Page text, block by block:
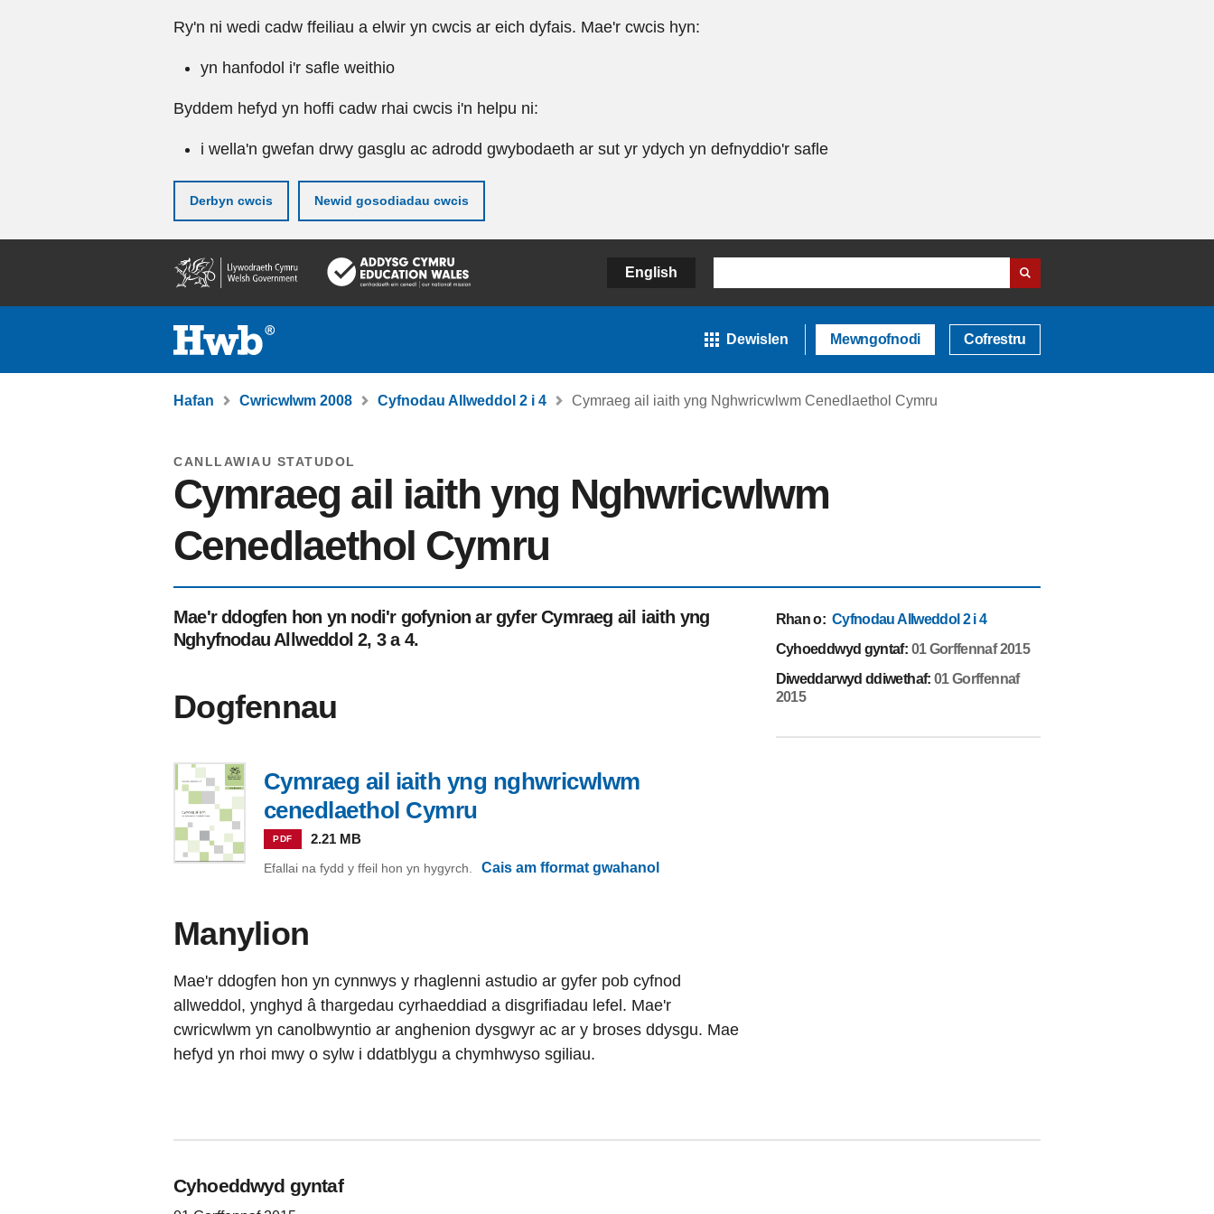
Ry'n ni wedi cadw ffeiliau a elwir yn cwcis ar eich dyfais. Mae'r cwcis hyn:
yn hanfodol i'r safle weithio
Byddem hefyd yn hoffi cadw rhai cwcis i'n helpu ni:
i wella'n gwefan drwy gasglu ac adrodd gwybodaeth ar sut yr ydych yn defnyddio'r safle
Derbyn cwcis Newid gosodiadau cwcis
gynnwy
English
Dewislen Mewngofnodi Cofrestru
Hafan Cwricwlwm 2008 Cyfnodau Allweddol 2 i 4 Cymraeg ail iaith yng Nghwricwlwm Cenedlaethol Cymru
CANLLAWIAU STATUDOL
Cymraeg ail iaith yng Nghwricwlwm
Cenedlaethol Cymru
Mae'r ddogfen hon yn nodi'r gofynion ar gyfer Cymraeg ail iaith yng
Nghyfnodau Allweddol 2, 3 a 4.
Dogfennau
Cymraeg ail iaith yng nghwricwlwm
cenedlaethol Cymru
PDF 2.21 MB
Efallai na fydd y ffeil hon yn hygyrch. Cais am fformat gwahanol
Manylion
Mae'r ddogfen hon yn cynnwys y rhaglenni astudio ar gyfer pob cyfnod
allweddol, ynghyd â thargedau cyrhaeddiad a disgrifiadau lefel. Mae'r
cwricwlwm yn canolbwyntio ar anghenion dysgwyr ac ar y broses ddysgu. Mae
hefyd yn rhoi mwy o sylw i ddatblygu a chymhwyso sgiliau.
Rhan o: Cyfnodau Allweddol 2 i 4
Cyhoeddwyd gyntaf: 01 Gorffennaf 2015
Diweddarwyd ddiwethaf: 01 Gorffennaf
2015
Cyhoeddwyd gyntaf